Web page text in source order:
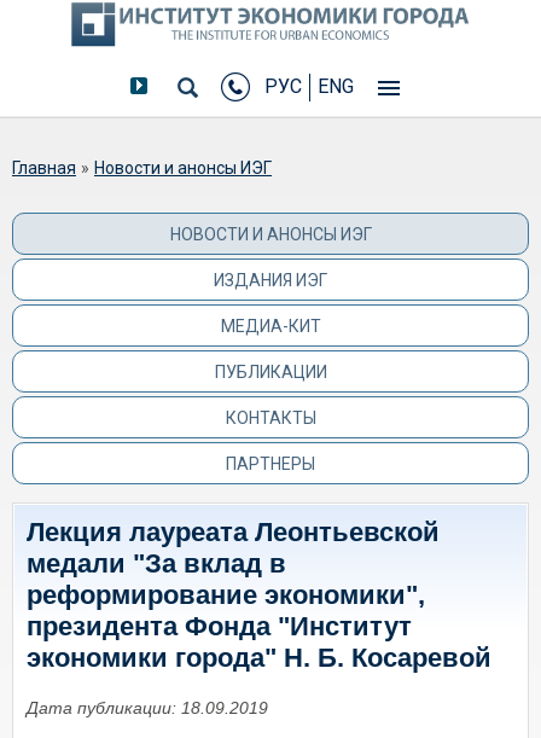
РУС ENG
Вы здесь
Главная » Новости и анонсы ИЭГ
НОВОСТИ И АНОНСЫ ИЭГ
ИЗДАНИЯ ИЭГ
МЕДИА-КИТ
ПУБЛИКАЦИИ
КОНТАКТЫ
ПАРТНЕРЫ
Лекция лауреата Леонтьевской
медали "За вклад в
реформирование экономики",
президента Фонда "Институт
экономики города" Н. Б. Косаревой
Дата публикации: 18.09.2019